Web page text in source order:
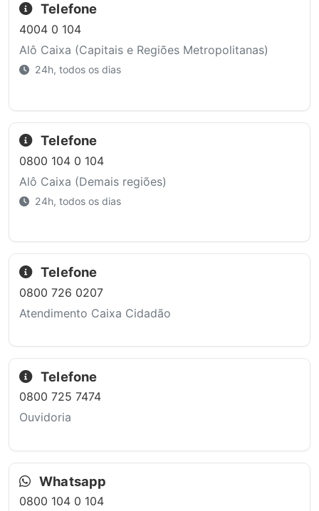
Telefone
4004 0 104
Alô Caixa (Capitais e Regiões Metropolitanas)
24h, todos os dias
Telefone
0800 104 0 104
Alô Caixa (Demais regiões)
24h, todos os dias
Telefone
0800 726 0207
Atendimento Caixa Cidadão
Telefone
0800 725 7474
Ouvidoria
Whatsapp
0800 104 0 104